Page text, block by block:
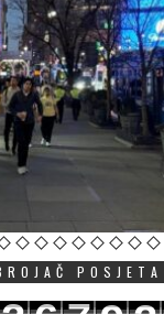
na
državne
suštine
ukazuju
simboli
ne
POSJETA